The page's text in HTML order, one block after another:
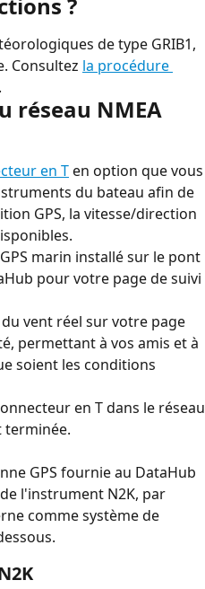
de type GRIB1,
Consultez la procédure
.
réseau NMEA
en T en option que vous
du bateau afin de
GPS, la vitesse/direction
marin installé sur le pont
pour votre page de suivi
vent réel sur votre page
permettant à vos amis et à
soient les conditions
en T dans le réseau
terminée.
GPS fournie au DataHub
l'instrument N2K, par
comme système de